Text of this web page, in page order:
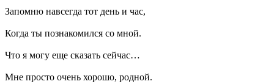
Запомню навсегда тот день и час,
Когда ты познакомился со мной.
Что я могу еще сказать сейчас…
Мне просто очень хорошо, родной.